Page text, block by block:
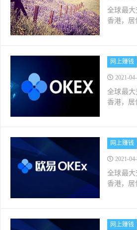
全球最大
香港，居
网上赚钱
2021-
全球最大
香港，居
网上赚钱
2021-
全球最大
香港，居
网上赚钱